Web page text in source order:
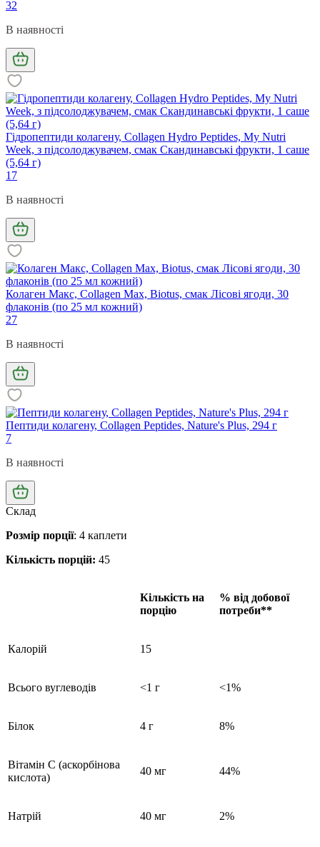
32
В наявності
Гідропептиди колагену, Collagen Hydro Peptides, My Nutri
Week, з підсолоджувачем, смак Скандинавські фрукти, 1 саше
(5,64 г)
17
В наявності
Колаген Макс, Collagen Max, Biotus, смак Лісові ягоди, 30
флаконів (по 25 мл кожний)
27
В наявності
Пептиди колагену, Collagen Peptides, Nature's Plus, 294 г
7
В наявності
Склад
Розмір порції: 4 каплети
Кількість порцій: 45
Кількість на
порцію
% від добової
потреби**
Калорій 15
Всього вуглеводів <1 г <1%
Білок 4 г 8%
Вітамін С (аскорбінова
кислота)
40 мг 44%
Натрій 40 мг 2%